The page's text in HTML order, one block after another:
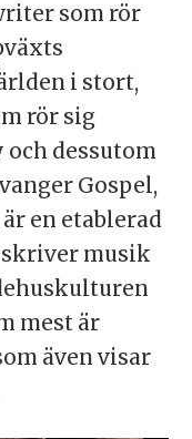
som rör
i stort,
rör sig
dessutom
Gospel,
en etablerad
musik
mest är
även visar